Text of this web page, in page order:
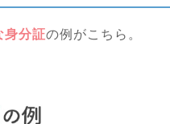
身分証の例がこちら。